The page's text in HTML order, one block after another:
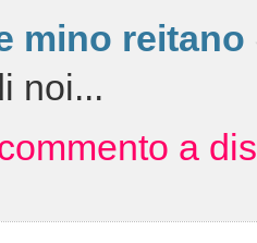
mino reitano
noi...
a